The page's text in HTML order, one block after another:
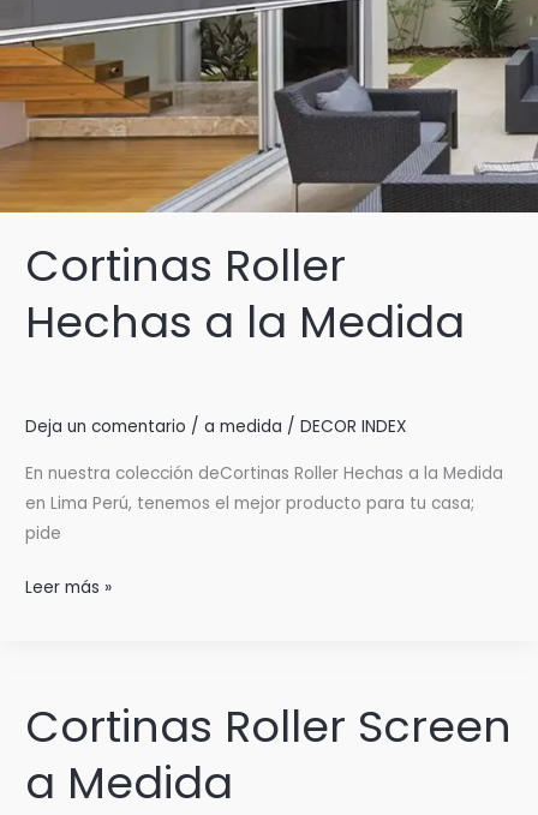
Cortinas Roller
Hechas a la Medida
Deja un comentario / a medida / DECOR INDEX
En nuestra colección deCortinas Roller Hechas a la Medida
en Lima Perú, tenemos el mejor producto para tu casa;
pide
Cortinas
la
Medida
Leer más »
Cortinas Roller Screen
a Medida